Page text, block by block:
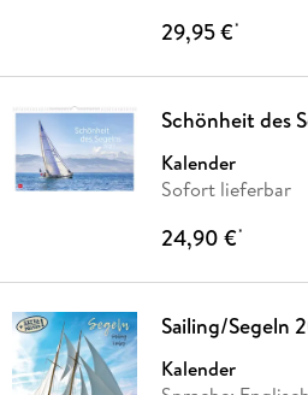
29,95 €*
Schönheit des
Kalender
Sofort lieferbar
24,90 €*
Sailing/Segeln
Kalender